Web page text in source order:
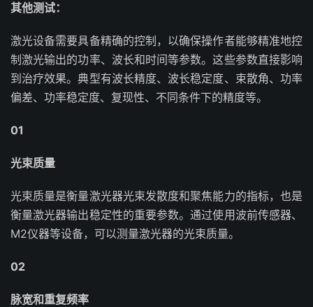
其他测试：
激光设备需要具备精确的控制，以确保操作者能够精准地控
制激光输出的功率、波长和时间等参数。这些参数直接影响
到治疗效果。典型有波长精度、波长稳定度、束散角、功率
偏差、功率稳定度、复现性、不同条件下的精度等。
01
光束质量
光束质量是衡量激光器光束发散度和聚焦能力的指标，也是
衡量激光器输出稳定性的重要参数。通过使用波前传感器、
M2仪器等设备，可以测量激光器的光束质量。
02
脉宽和重复频率